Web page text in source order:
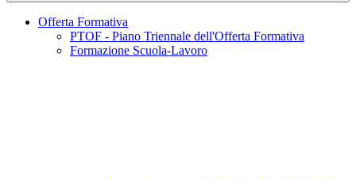
Offerta Formativa
PTOF - Piano Triennale dell'Offerta Formativa
Formazione Scuola-Lavoro